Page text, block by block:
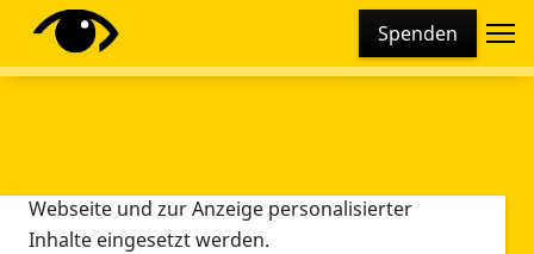
Spenden
Diese Webseite setzt verschiedene Cookies und
Tracking-Tools ein. Dies beinhaltet Cookies und
Webseite und zur Anzeige personalisierter
Inhalte eingesetzt werden.